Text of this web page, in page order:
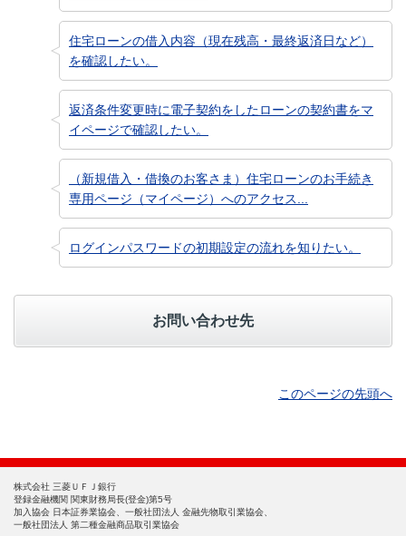
住宅ローンの借入内容（現在残高・最終返済日など）
を確認したい。
返済条件変更時に電子契約をしたローンの契約書をマ
イページで確認したい。
（新規借入・借換のお客さま）住宅ローンのお手続き
専用ページ（マイページ）へのアクセス...
ログインパスワードの初期設定の流れを知りたい。
お問い合わせ先
このページの先頭へ
株式会社 三菱ＵＦＪ銀行
登録金融機関 関東財務局長(登金)第5号
加入協会 日本証券業協会、一般社団法人 金融先物取引業協会、
一般社団法人 第二種金融商品取引業協会